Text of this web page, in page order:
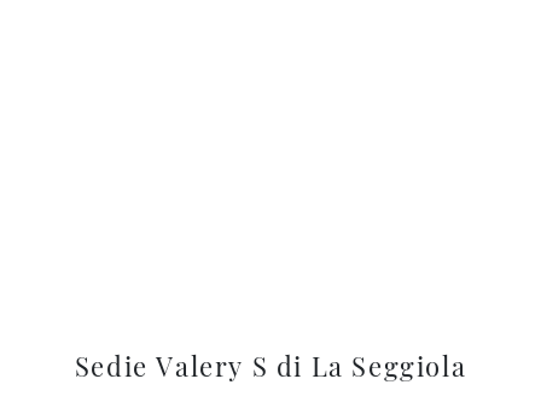
Sedie Valery S di La Seggiola